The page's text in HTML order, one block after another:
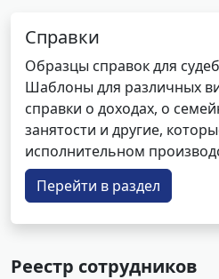
Справки
Образцы справок для
Шаблоны для различных
справки о доходах, о
занятости и другие,
исполнительном
Перейти в раздел
Реестр сотрудников